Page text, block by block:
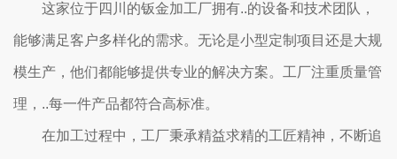
这家位于四川的钣金加工厂拥有..的设备和技术团队，
能够满足客户多样化的需求。无论是小型定制项目还是大规
模生产，他们都能够提供专业的解决方案。工厂注重质量管
理，..每一件产品都符合高标准。
在加工过程中，工厂秉承精益求精的工匠精神，不断追